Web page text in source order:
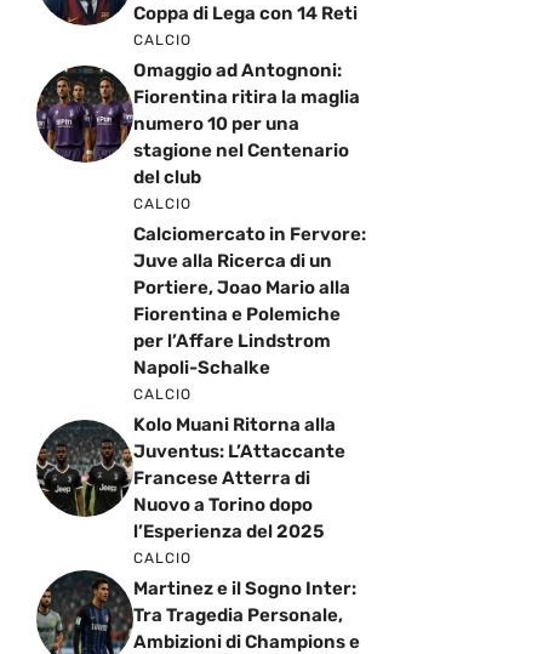
Coppa di Lega con 14 Reti
CALCIO
Omaggio ad Antognoni:
Fiorentina ritira la maglia
numero 10 per una
stagione nel Centenario
del club
CALCIO
Calciomercato in Fervore:
Juve alla Ricerca di un
Portiere, Joao Mario alla
Fiorentina e Polemiche
per l’Affare Lindstrom
Napoli-Schalke
CALCIO
Kolo Muani Ritorna alla
Juventus: L’Attaccante
Francese Atterra di
Nuovo a Torino dopo
l’Esperienza del 2025
CALCIO
Martinez e il Sogno Inter:
Tra Tragedia Personale,
Ambizioni di Champions e